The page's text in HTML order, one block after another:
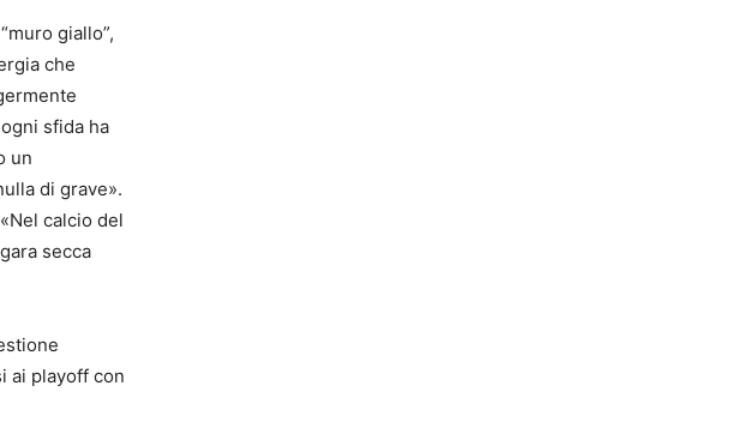
giallo”,
che
sfida ha
un
di grave».
calcio del
secca
ai playoff con